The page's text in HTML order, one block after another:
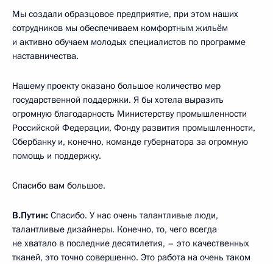
Мы создали образцовое предприятие, при этом наших
сотрудников мы обеспечиваем комфортным жильём
и активно обучаем молодых специалистов по программе
наставничества.
Нашему проекту оказано большое количество мер
государственной поддержки. Я бы хотела выразить
огромную благодарность Министерству промышленности
Российской Федерации, Фонду развития промышленности,
Сбербанку и, конечно, команде губернатора за огромную
помощь и поддержку.
Спасибо вам большое.
В.Путин: Спасибо. У нас очень талантливые люди,
талантливые дизайнеры. Конечно, то, чего всегда
не хватало в последние десятилетия, – это качественных
тканей, это точно совершенно. Это работа на очень таком